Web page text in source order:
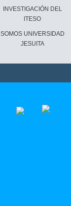
INVESTIGACIÓN DEL
ITESO
SOMOS UNIVERSIDAD
JESUITA